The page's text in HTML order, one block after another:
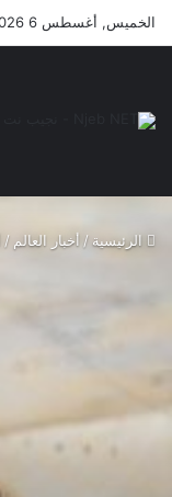
الخميس, أغسطس 6 2026
الرئيسية / أخبار العالم /